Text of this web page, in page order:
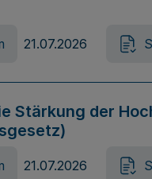
21.07.2026
Stärkung der
21.07.2026